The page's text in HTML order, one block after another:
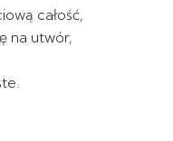
całość,
na utwór,